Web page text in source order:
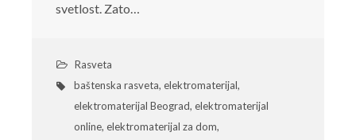
svetlost. Zato…
Rasveta
baštenska rasveta, elektromaterijal,
elektromaterijal Beograd, elektromaterijal
online, elektromaterijal za dom,